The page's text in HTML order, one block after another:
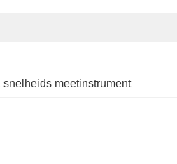
snelheids meetinstrument